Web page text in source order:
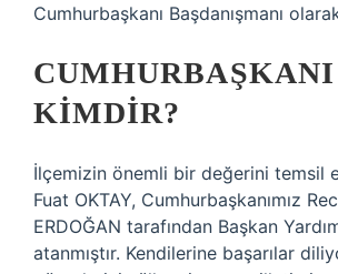
Cumhurbaşkanı Başdanışmanı
KIMDIR?
İlçemizin önemli bir değerini temsil
Fuat OKTAY, Cumhurbaşkanımız
ERDOĞAN tarafından Başkan
atanmıştır. Kendilerine başarılar